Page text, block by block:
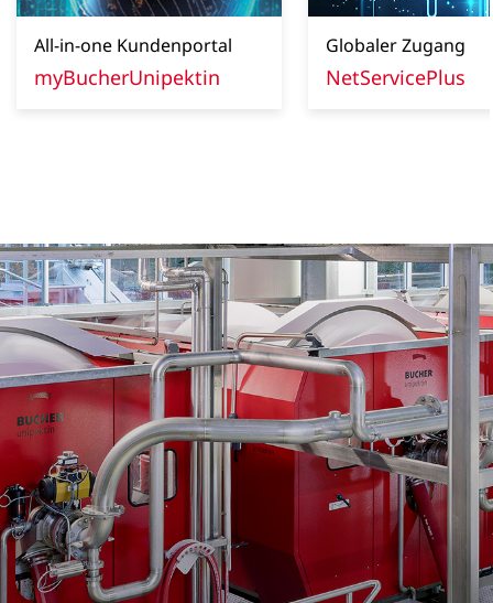
All-in-one Kundenportal
myBucherUnipektin
Globaler Zugang
NetServicePlus